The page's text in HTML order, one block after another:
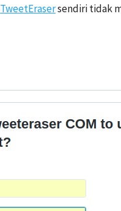
TweetErasersendiri tidak